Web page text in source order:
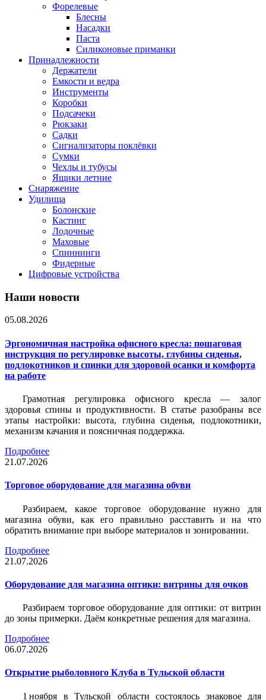
Форелевые
Блесны
Насадки
Паста
Силиконовые приманки
Принадлежности
Держатели
Емкости и ведра
Инструменты
Коробки
Подсачеки
Рюкзаки
Садки
Сигнализаторы поклёвки
Сумки
Чехлы и тубусы
Ящики летние
Снаряжение
Удилища
Болонские
Кастинг
Лодочные
Маховые
Спиннинги
Фидерные
Цифровые устройства
Наши новости
05.08.2026
Эргономичная настройка офисного кресла: пошаговая
инструкция по регулировке высоты, глубины сиденья,
подлокотников и спинки для здоровой осанки и комфорта
на работе
Грамотная регулировка офисного кресла — залог
здоровья спины и продуктивности. В статье разобраны все
этапы настройки: высота, глубина сиденья, подлокотники,
механизм качания и поясничная поддержка.
Подробнее
21.07.2026
Торговое оборудование для магазина обуви
Разбираем, какое торговое оборудование нужно для
магазина обуви, как его правильно расставить и на что
обратить внимание при выборе материалов и зонировании.
Подробнее
21.07.2026
Оборудование для магазина оптики: витрины для очков
Разбираем торговое оборудование для оптики: от витрин
до зоны примерки. Даём конкретные решения для магазина.
Подробнее
06.07.2026
Открытие рыболовного Клуба в Тульской области
1 ноября в Тульской области состоялось знаковое для